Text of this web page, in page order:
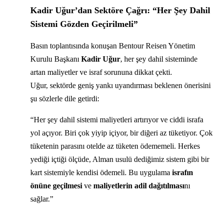
Kadir Uğur’dan Sektöre Çağrı: “Her Şey Dahil
Sistemi Gözden Geçirilmeli”
Basın toplantısında konuşan Bentour Reisen Yönetim
Kurulu Başkanı Kadir Uğur, her şey dahil sisteminde
artan maliyetler ve israf sorununa dikkat çekti.
Uğur, sektörde geniş yankı uyandırması beklenen önerisini
şu sözlerle dile getirdi:
“Her şey dahil sistemi maliyetleri artırıyor ve ciddi israfa
yol açıyor. Biri çok yiyip içiyor, bir diğeri az tüketiyor. Çok
tüketenin parasını otelde az tüketen ödememeli. Herkes
yediği içtiği ölçüde, Alman usulü dediğimiz sistem gibi bir
kart sistemiyle kendisi ödemeli. Bu uygulama israfın
önüne geçilmesi ve maliyetlerin adil dağıtılmasını
sağlar.”